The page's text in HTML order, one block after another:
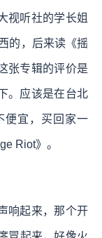
视听社的学长姐
的，后来读《摇
张专辑的评价是
。应该是在台北
便宜，买回家一
Riot》。
响起来，那个开